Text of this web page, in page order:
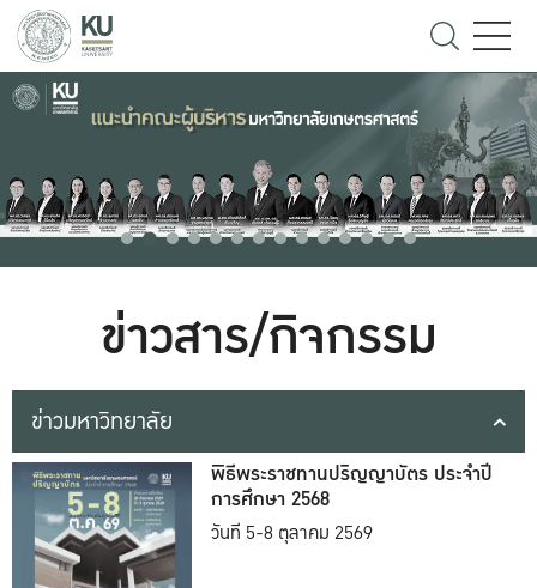
ข่าวสาร/กิจกรรม
ข่าวมหาวิทยาลัย
พิธีพระราชทานปริญญาบัตร ประจำปี
การศึกษา 2568
วันที่ 5-8 ตุลาคม 2569